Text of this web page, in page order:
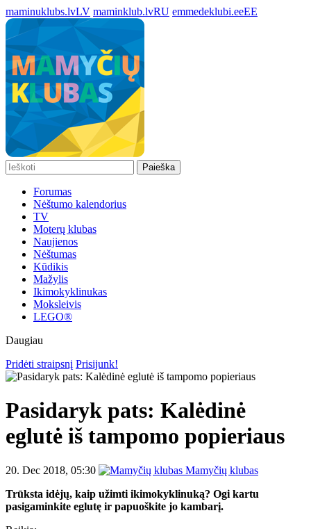
maminuklubs.lvLV maminklub.lvRU emmedeklubi.eeEE
Paieška
Forumas
Nėštumo kalendorius
TV
Moterų klubas
Naujienos
Nėštumas
Kūdikis
Mažylis
Ikimokyklinukas
Moksleivis
LEGO®
Daugiau
Pridėti straipsnį Prisijunk!
Pasidaryk pats: Kalėdinė
eglutė iš tampomo popieriaus
20. Dec 2018, 05:30
Mamyčių klubas
Trūksta idėjų, kaip užimti ikimokyklinuką? Ogi kartu
pasigaminkite eglutę ir papuoškite jo kambarį.